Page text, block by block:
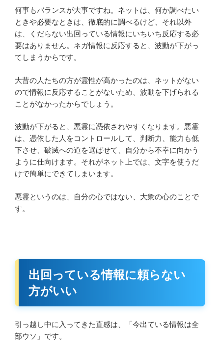
何事もバランスが大事ですね。ネットは、何か調べたい
ときや必要なときは、徹底的に調べるけど、それ以外
は、くだらない出回っている情報にいちいち反応する必
要はありません。ネガ情報に反応すると、波動が下がっ
てしまうからです。
大昔の人たちの方が霊性が高かったのは、ネットがない
ので情報に反応することがないため、波動を下げられる
ことがなかったからでしょう。
波動が下がると、悪霊に憑依されやすくなります。悪霊
は、憑依した人をコントロールして、判断力、能力も低
下させ、破滅への道を選ばせて、自分から不幸に向かう
ように仕向けます。それがネット上では、文字を使うだ
けで簡単にできてしまいます。
悪霊というのは、自分の心ではない、大衆の心のことで
す。
出回っている情報に頼らない
方がいい
引っ越し中に入ってきた直感は、「今出ている情報は全
部ウソ」です。